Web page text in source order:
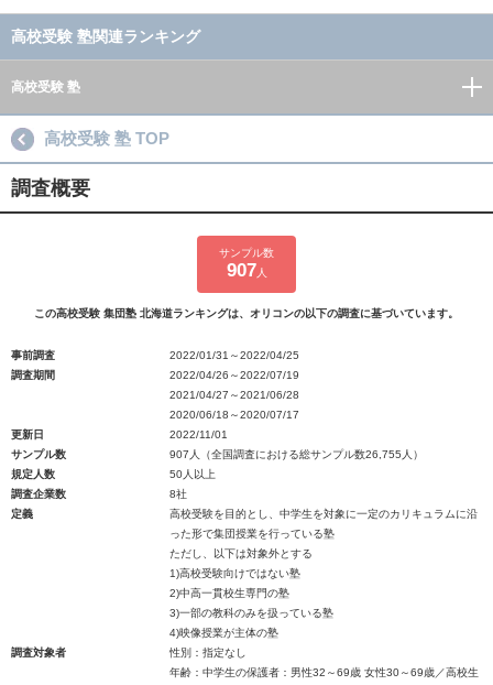
高校受験 塾関連ランキング
高校受験 塾
高校受験 塾 TOP
調査概要
サンプル数
907 人
この高校受験 集団塾 北海道ランキングは、オリコンの以下の調査に基づいています。
事前調査
2022/01/31～2022/04/25
調査期間
2022/04/26～2022/07/19
2021/04/27～2021/06/28
2020/06/18～2020/07/17
更新日
2022/11/01
サンプル数
907人（全国調査における総サンプル数26,755人）
規定人数
50人以上
調査企業数
8社
定義
高校受験を目的とし、中学生を対象に一定のカリキュラムに沿
った形で集団授業を行っている塾
ただし、以下は対象外とする
1)高校受験向けではない塾
2)中高一貫校生専門の塾
3)一部の教科のみを扱っている塾
4)映像授業が主体の塾
調査対象者
性別：指定なし
年齢：中学生の保護者：男性32～69歳 女性30～69歳／高校生